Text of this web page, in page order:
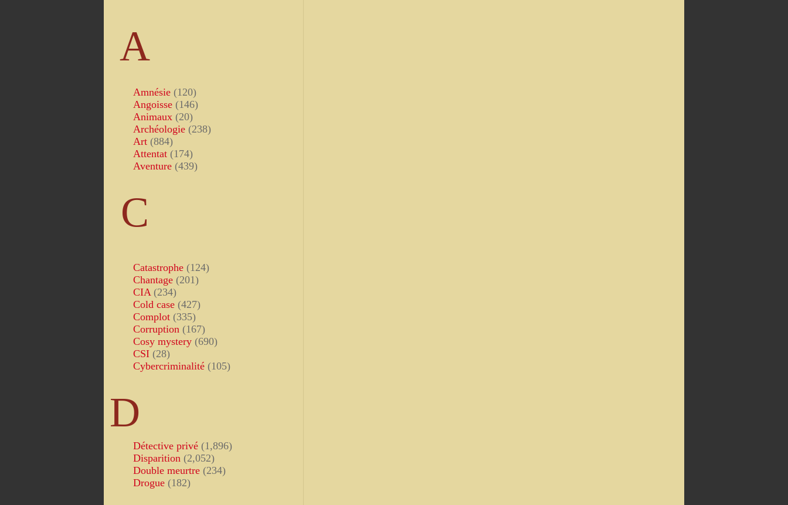
A
Amnésie (120)
Angoisse (146)
Animaux (20)
Archéologie (238)
Art (884)
Attentat (174)
Aventure (439)
C
Catastrophe (124)
Chantage (201)
CIA (234)
Cold case (427)
Complot (335)
Corruption (167)
Cosy mystery (690)
CSI (28)
Cybercriminalité (105)
D
Détective privé (1,896)
Disparition (2,052)
Double meurtre (234)
Drogue (182)